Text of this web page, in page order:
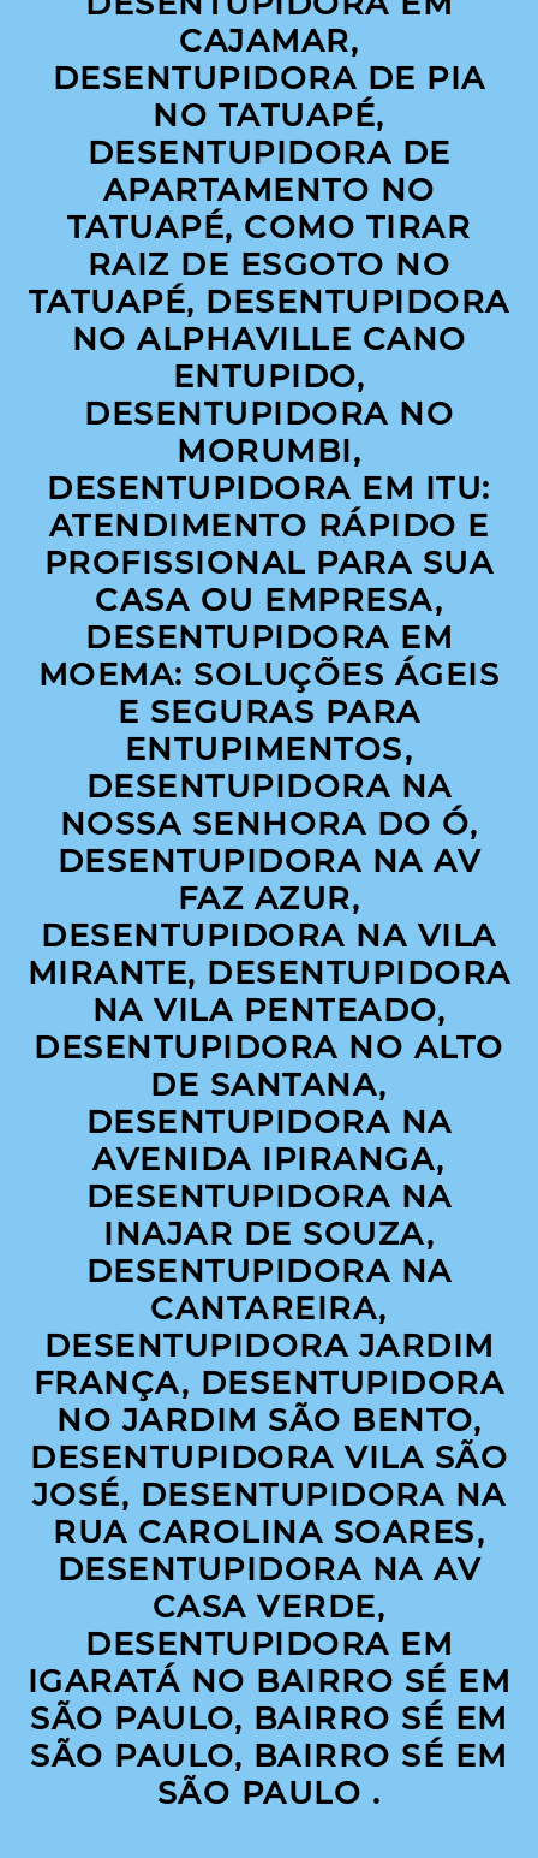
CAJAMAR,
DESENTUPIDORA DE PIA
NO TATUAPÉ,
DESENTUPIDORA DE
APARTAMENTO NO
TATUAPÉ, COMO TIRAR
RAIZ DE ESGOTO NO
TATUAPÉ, DESENTUPIDORA
NO ALPHAVILLE CANO
ENTUPIDO,
DESENTUPIDORA NO
MORUMBI,
DESENTUPIDORA EM ITU:
ATENDIMENTO RÁPIDO E
PROFISSIONAL PARA SUA
CASA OU EMPRESA,
DESENTUPIDORA EM
MOEMA: SOLUÇÕES ÁGEIS
E SEGURAS PARA
ENTUPIMENTOS,
DESENTUPIDORA NA
NOSSA SENHORA DO Ó,
DESENTUPIDORA NA AV
FAZ AZUR,
DESENTUPIDORA NA VILA
MIRANTE, DESENTUPIDORA
NA VILA PENTEADO,
DESENTUPIDORA NO ALTO
DE SANTANA,
DESENTUPIDORA NA
AVENIDA IPIRANGA,
DESENTUPIDORA NA
INAJAR DE SOUZA,
DESENTUPIDORA NA
CANTAREIRA,
DESENTUPIDORA JARDIM
FRANÇA, DESENTUPIDORA
NO JARDIM SÃO BENTO,
DESENTUPIDORA VILA SÃO
JOSÉ, DESENTUPIDORA NA
RUA CAROLINA SOARES,
DESENTUPIDORA NA AV
CASA VERDE,
DESENTUPIDORA EM
IGARATÁ NO BAIRRO SÉ EM
SÃO PAULO, BAIRRO SÉ EM
SÃO PAULO, BAIRRO SÉ EM
SÃO PAULO .